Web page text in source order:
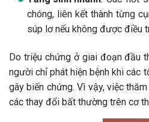
chóng, liên kết thành từng
súp lơ nếu không được điều
Do triệu chứng ở giai đoạn đầu
người chỉ phát hiện bệnh khi các
gây biến chứng. Vì vậy, việc
các thay đổi bất thường trên cơ